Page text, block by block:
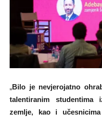
„Bilo je nevjerojatno
talentiranim
zemlje, kao i